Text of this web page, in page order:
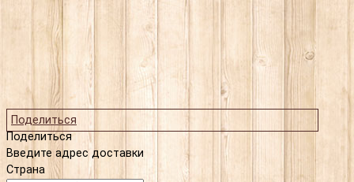
Поделиться
Поделиться
Введите адрес доставки
Страна